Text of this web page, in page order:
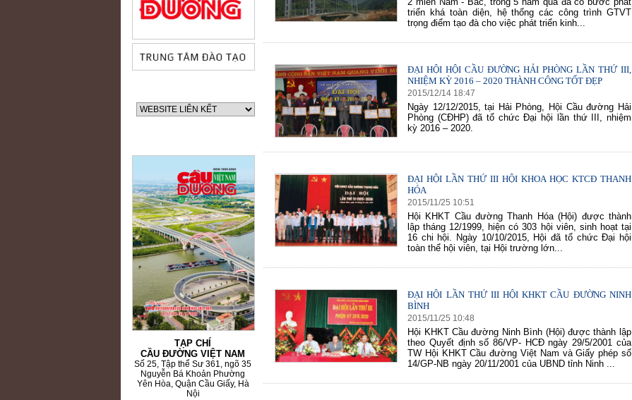
TẠP CHÍ
CẦU ĐƯỜNG VIỆT NAM
Số 25, Tập thể Sư 361, ngõ 35
Nguyễn Bá Khoản Phường
Yên Hòa, Quận Cầu Giấy, Hà
Nội
triển khá toàn diện, hệ thống các công trình GTVT
trọng điểm tạo đà cho việc phát triển kinh...
ĐẠI HỘI HỘI CẦU ĐƯỜNG HẢI PHÒNG LẦN THỨ III,
NHIỆM KỲ 2016 – 2020 THÀNH CÔNG TỐT ĐẸP
2015/12/14 18:47
Ngày 12/12/2015, tại Hải Phòng, Hội Cầu đường Hải
Phòng (CĐHP) đã tổ chức Đại hội lần thứ III, nhiệm
kỳ 2016 – 2020.
ĐẠI HỘI LẦN THỨ III HỘI KHOA HỌC KTCĐ THANH
HÓA
2015/11/25 10:51
Hội KHKT Cầu đường Thanh Hóa (Hội) được thành
lập tháng 12/1999, hiện có 303 hội viên, sinh hoạt tại
16 chi hội. Ngày 10/10/2015, Hội đã tổ chức Đại hội
toàn thể hội viên, tại Hội trường lớn...
ĐẠI HỘI LẦN THỨ III HỘI KHKT CẦU ĐƯỜNG NINH
BÌNH
2015/11/25 10:48
Hội KHKT Cầu đường Ninh Bình (Hội) được thành lập
theo Quyết định số 86/VP- HCĐ ngày 29/5/2001 của
TW Hội KHKT Cầu đường Việt Nam và Giấy phép số
14/GP-NB ngày 20/11/2001 của UBND tỉnh Ninh ...
60 NĂM ĐIỆN BIÊN PHỦ
2015)